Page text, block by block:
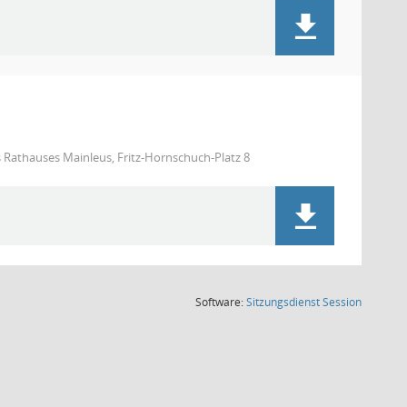
Mainleus, Fritz-Hornschuch-Platz 8
Software:SitzungsdienstSession(Wird in